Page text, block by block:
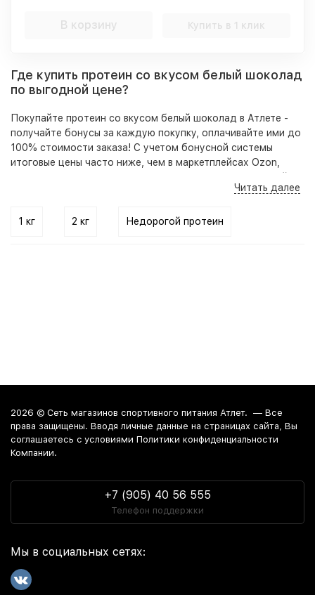
В корзину Купить в 1 клик
Где купить протеин со вкусом белый шоколад
по выгодной цене?
Покупайте протеин со вкусом белый шоколад в Атлете -
получайте бонусы за каждую покупку, оплачивайте ими до
100% стоимости заказа! С учетом бонусной системы
итоговые цены часто ниже, чем в маркетплейсах Ozon,
в нашем ассортименте представлены оригинальные,
приема и высокую результативность.
Читать далее
1 кг 2 кг Недорогой протеин
2026 © Сеть магазинов спортивного питания Атлет. — Все
права защищены. Вводя личные данные на страницах сайта, Вы
соглашаетесь c условиями Политики конфиденциальности
Компании.
+7 (905) 40 56 555
Телефон поддержки
Мы в социальных сетях: